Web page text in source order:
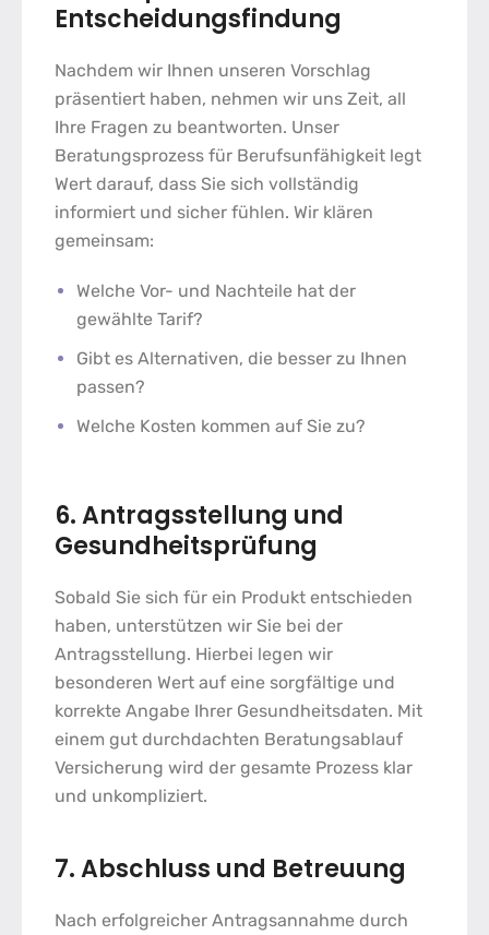
Entscheidungsfindung
Nachdem wir Ihnen unseren Vorschlag
präsentiert haben, nehmen wir uns Zeit, all
Ihre Fragen zu beantworten. Unser
Beratungsprozess für Berufsunfähigkeit legt
Wert darauf, dass Sie sich vollständig
informiert und sicher fühlen. Wir klären
gemeinsam:
Welche Vor- und Nachteile hat der
gewählte Tarif?
Gibt es Alternativen, die besser zu Ihnen
passen?
Welche Kosten kommen auf Sie zu?
6. Antragsstellung und
Gesundheitsprüfung
Sobald Sie sich für ein Produkt entschieden
haben, unterstützen wir Sie bei der
Antragsstellung. Hierbei legen wir
besonderen Wert auf eine sorgfältige und
korrekte Angabe Ihrer Gesundheitsdaten. Mit
einem gut durchdachten Beratungsablauf
Versicherung wird der gesamte Prozess klar
und unkompliziert.
7. Abschluss und Betreuung
Nach erfolgreicher Antragsannahme durch